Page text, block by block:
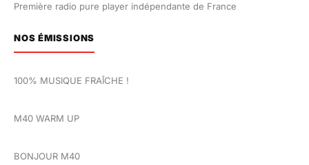
Première radio pure player indépendante de France
NOS ÉMISSIONS
100% MUSIQUE FRAÎCHE !
M40 WARM UP
BONJOUR M40